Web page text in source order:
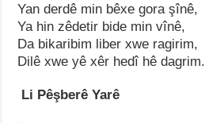
Yan derdê min bêxe gora şînê,
Ya hin zêdetir bide min vînê,
Da bikaribim liber xwe ragirim,
Dilê xwe yê xêr hedî hê dagrim.
Li Pêşberê Yarê